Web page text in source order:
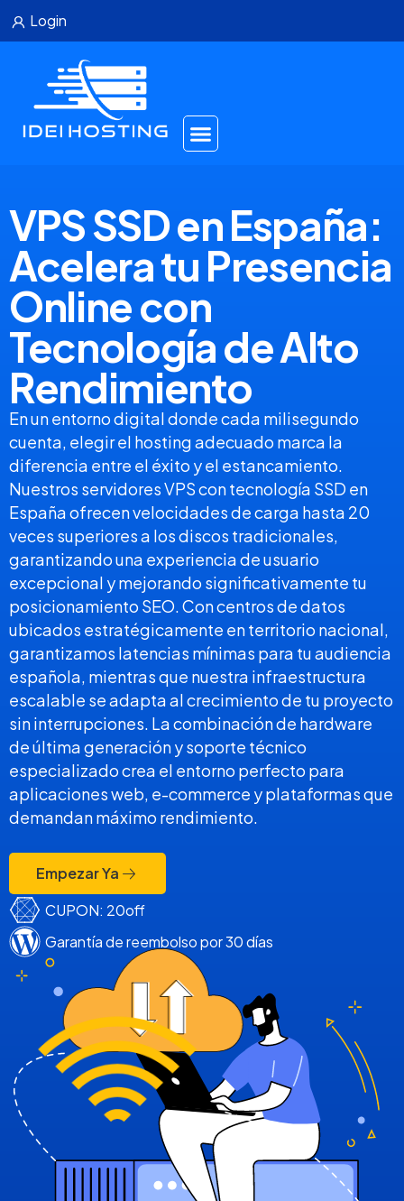
Login
VPS SSD en España:
Acelera tu Presencia
Online con
Tecnología de Alto
Rendimiento
En un entorno digital donde cada milisegundo
cuenta, elegir el hosting adecuado marca la
diferencia entre el éxito y el estancamiento.
Nuestros servidores VPS con tecnología SSD en
España ofrecen velocidades de carga hasta 20
veces superiores a los discos tradicionales,
garantizando una experiencia de usuario
excepcional y mejorando significativamente tu
posicionamiento SEO. Con centros de datos
ubicados estratégicamente en territorio nacional,
garantizamos latencias mínimas para tu audiencia
española, mientras que nuestra infraestructura
escalable se adapta al crecimiento de tu proyecto
sin interrupciones. La combinación de hardware
de última generación y soporte técnico
especializado crea el entorno perfecto para
aplicaciones web, e-commerce y plataformas que
demandan máximo rendimiento.
Empezar Ya
CUPON: 20off
Garantía de reembolso por 30 días